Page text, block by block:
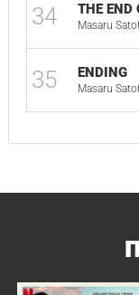
34 THE END
Masaru
35 ENDING
Masaru